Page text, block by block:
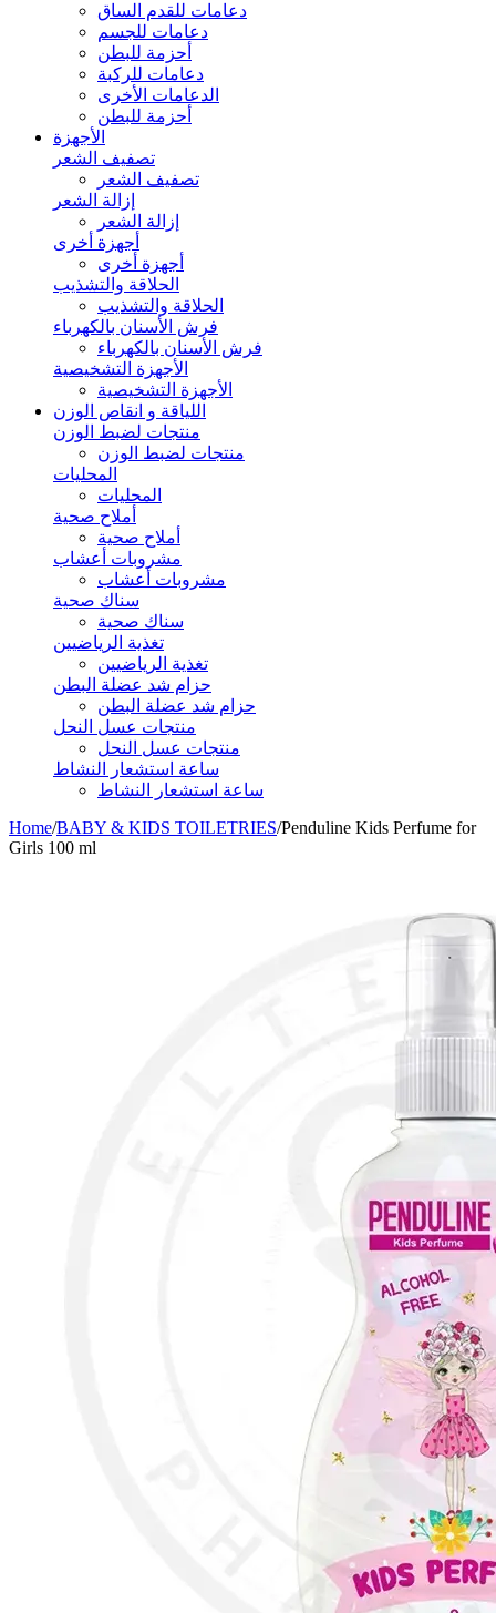
دعامات للقدم الساق
دعامات للجسم
أحزمة للبطن
دعامات للركبة
الدعامات الأخرى
أحزمة للبطن
الأجهزة
تصفيف الشعر
تصفيف الشعر
إزالة الشعر
إزالة الشعر
أجهزة أخرى
أجهزة أخرى
الحلاقة والتشذيب
الحلاقة والتشذيب
فرش الأسنان بالكهرباء
فرش الأسنان بالكهرباء
الأجهزة التشخيصية
الأجهزة التشخيصية
اللياقة و انقاص الوزن
منتجات لضبط الوزن
منتجات لضبط الوزن
المحليات
المحليات
أملاح صحية
أملاح صحية
مشروبات أعشاب
مشروبات أعشاب
سناك صحية
سناك صحية
تغذية الرياضيين
تغذية الرياضيين
حزام شد عضلة البطن
حزام شد عضلة البطن
منتجات عسل النحل
منتجات عسل النحل
ساعة استشعار النشاط
ساعة استشعار النشاط
Home/BABY & KIDS TOILETRIES/Penduline Kids Perfume for
Girls 100 ml